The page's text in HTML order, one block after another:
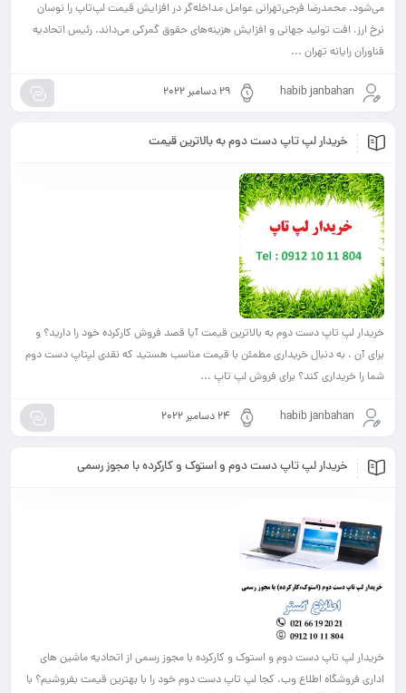
می‌شود. محمدرضا فرجی‌تهرانی عوامل مداخله‌گر در افزایش قیمت لپ‌تاپ را نوسان
نرخ ارز، افت تولید جهانی و افزایش هزینه‌های حقوق گمرکی می‌داند. رئیس اتحادیه
فناوران رایانه تهران ...
habib janbahan 29 دسامبر 2022
خریدار لپ تاپ دست دوم به بالاترین قیمت
خریدار لپ تاپ دست دوم به بالاترین قیمت آیا قصد فروش کارکرده خود را دارید؟ و
برای آن ، به دنبال خریداری مطمئن با قیمت مناسب هستید که نقدی لپتاپ دست دوم
شما را خریداری کند؟ برای فروش لپ تاپ ...
habib janbahan 24 دسامبر 2022
خریدار لپ تاپ دست دوم و استوک و کارکرده با مجوز رسمی
خریدار لپ تاپ دست دوم و استوک و کارکرده با مجوز رسمی از اتحادیه ماشین های
اداری فروشگاه اطلاع وب. کجا لپ تاپ دست دوم خود را با بهترین قیمت بفروشیم؟ با